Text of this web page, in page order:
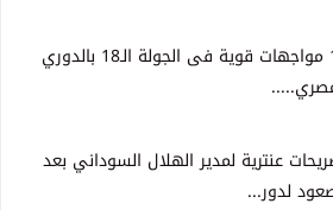
10 مواجهات قوية فى الجولة الـ18 بالدوري
عنترية لمدير الهلال السوداني بعد
لدور...